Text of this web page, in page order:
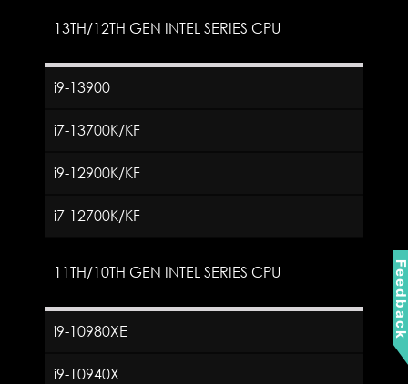
13TH/12TH GEN INTEL SERIES CPU
i9-13900
i7-13700K/KF
i9-12900K/KF
i7-12700K/KF
11TH/10TH GEN INTEL SERIES CPU
i9-10980XE
i9-10940X